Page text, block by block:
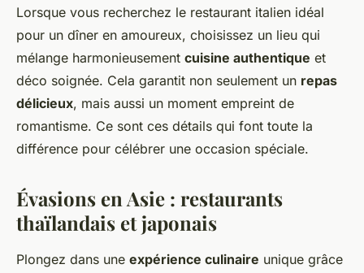
Lorsque vous recherchez le restaurant italien idéal
pour un dîner en amoureux, choisissez un lieu qui
mélange harmonieusement cuisine authentique et
déco soignée. Cela garantit non seulement un repas
délicieux, mais aussi un moment empreint de
romantisme. Ce sont ces détails qui font toute la
différence pour célébrer une occasion spéciale.
Évasions en Asie : restaurants
thaïlandais et japonais
Plongez dans une expérience culinaire unique grâce